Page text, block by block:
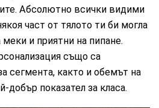
Абсолютно всички видими
част от тялото ти би могла
и приятни на пипане.
също са
сегмента, както и обемът на
добър показател за класа.